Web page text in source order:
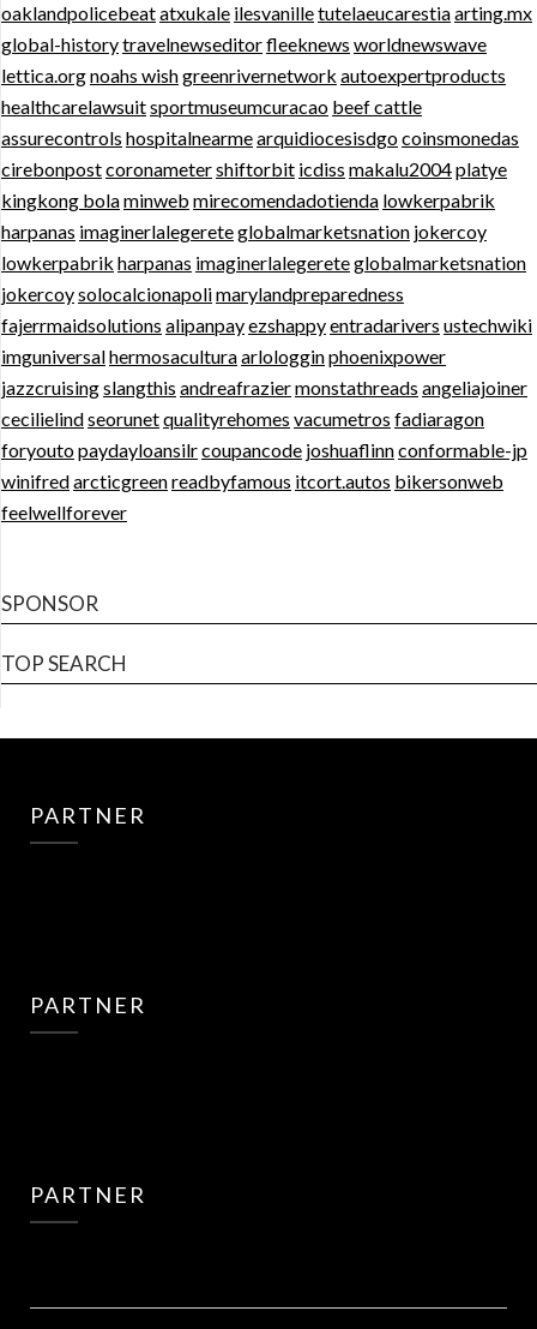
oaklandpolicebeatatxukale ilesvanilletutelaeucarestiaarting.mx
global-historytravelnewseditorfleeknews worldnewswave
lettica.orgnoahs wishgreenrivernetwork autoexpertproducts
healthcarelawsuitsportmuseumcuracao beef cattle
assurecontrols hospitalnearmearquidiocesisdgocoinsmonedas
cirebonpostcoronametershiftorbit icdiss makalu2004platye
kingkong bolaminweb mirecomendadotienda lowkerpabrik
harpanas imaginerlalegereteglobalmarketsnation jokercoy
lowkerpabrik harpanas imaginerlalegereteglobalmarketsnation
jokercoysolocalcionapolimarylandpreparedness
fajerrmaidsolutions alipanpayezshappyentradarivers ustechwiki
imguniversalhermosaculturaarlologginphoenixpower
jazzcruisingslangthis andreafraziermonstathreads angeliajoiner
cecilielindseorunetqualityrehomes vacumetros fadiaragon
foryoutopaydayloansilrcoupancode joshuaflinnconformable-jp
winifredarcticgreenreadbyfamous itcort.autos bikersonweb
feelwellforever
SPONSOR
TOP SEARCH
PARTNER
PARTNER
PARTNER